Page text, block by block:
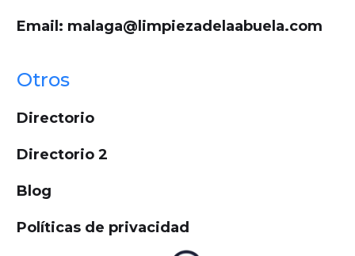
Email: malaga@limpiezadelaabuela.com
Otros
Directorio
Directorio 2
Blog
Políticas de privacidad